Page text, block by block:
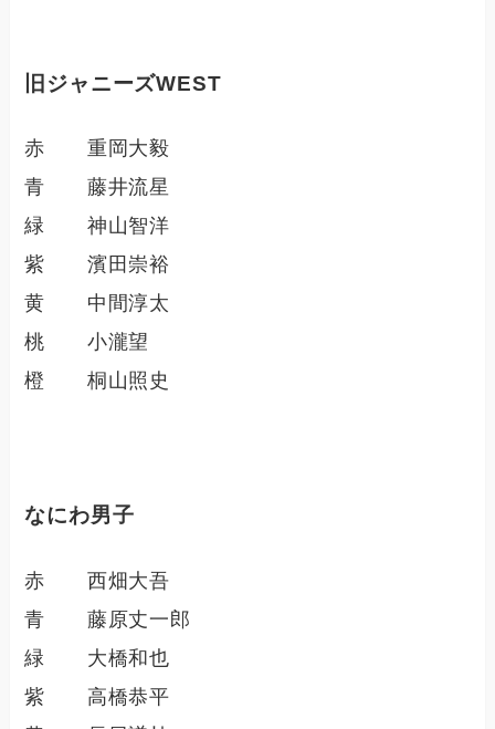
旧ジャニーズWEST
赤 重岡大毅
青 藤井流星
緑 神山智洋
紫 濱田崇裕
黄 中間淳太
桃 小瀧望
橙 桐山照史
なにわ男子
赤 西畑大吾
青 藤原丈一郎
緑 大橋和也
紫 高橋恭平